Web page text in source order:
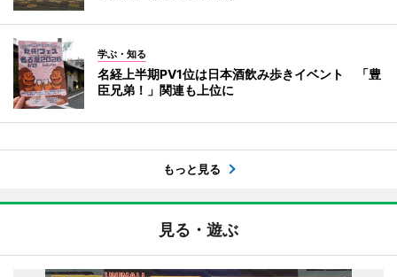
学ぶ・知る
名経上半期PV1位は日本酒飲み歩きイベント 「豊
臣兄弟！」関連も上位に
もっと見る
見る・遊ぶ